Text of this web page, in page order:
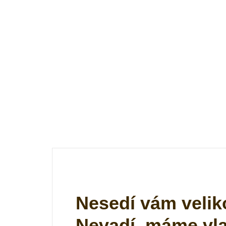
Nesedí vám